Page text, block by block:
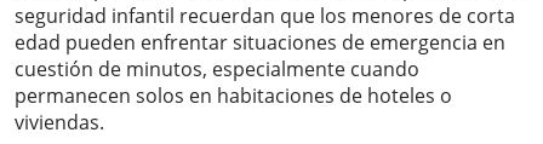
seguridad infantil recuerdan que los menores de corta
edad pueden enfrentar situaciones de emergencia en
cuestión de minutos, especialmente cuando
permanecen solos en habitaciones de hoteles o
viviendas.